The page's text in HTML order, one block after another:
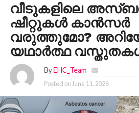
വീടുകളിലെ
ഷീറ്റുകൾ കാൻസർ
വരുത്തുമോ?
യഥാർത്ഥ
By EHC_Team
Posted on June 11, 2026